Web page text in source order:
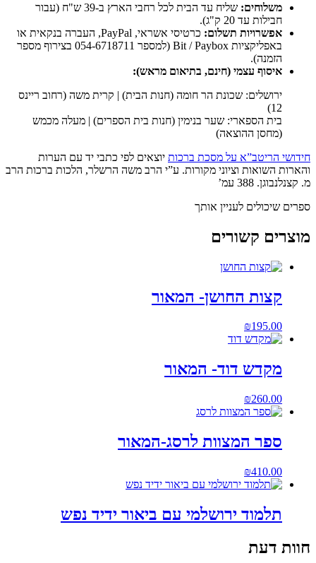
משלוחים:
שליח עד הבית לכל רחבי הארץ ב-39 ש"ח (עבור
חבילות עד 20 ק"ג).
אפשרויות תשלום:
כרטיסי אשראי, PayPal, העברה בנקאית או
באפליקציות Bit / Paybox (למספר 054-6718711 בצירוף מספר
הזמנה).
איסוף עצמי (חינם, בתיאום מראש):
ירושלים: שכונת הר חומה (חנות הבית) | קרית משה (רחוב ריינס
12)
בית הספארי: שער בנימין (חנות בית הספרים) | מעלה מכמש
(מחסן ההוצאה)
חידושי הריטב”א על מסכת ברכות יוצאים לפי כתבי יד עם הערות
והארות השואות וציוני מקורות. ע”י הרב משה הרשלר, הלכות ברכות הרב
מ. קצנלנבוגן. 388 עמ’
ספרים שיכולים לעניין אותך
מוצרים קשורים
קצות החושן- המאור
₪195.00
מקדש דוד- המאור
₪260.00
ספר המצוות לרסג-המאור
₪410.00
תלמוד ירושלמי עם ביאור ידיד נפש
חוות דעת